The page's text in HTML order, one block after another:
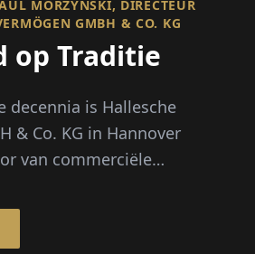
MORZYNSKI, DIRECTEUR
GMBH & CO. KG
op Traditie
decennia is Hallesche
& Co. KG in Hannover
van commerciële